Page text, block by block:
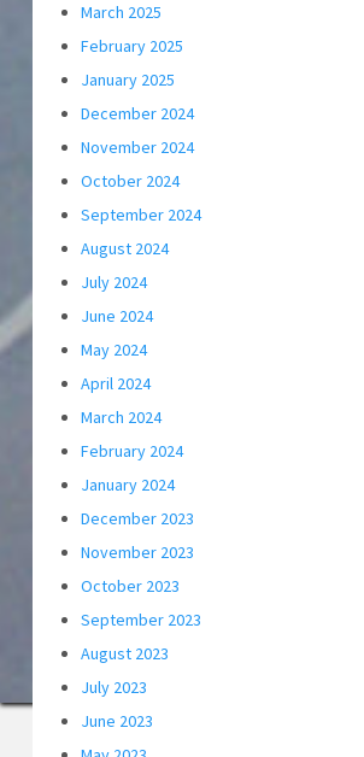
March 2025
February 2025
January 2025
December 2024
November 2024
October 2024
September 2024
August 2024
July 2024
June 2024
May 2024
April 2024
March 2024
February 2024
January 2024
December 2023
November 2023
October 2023
September 2023
August 2023
July 2023
June 2023